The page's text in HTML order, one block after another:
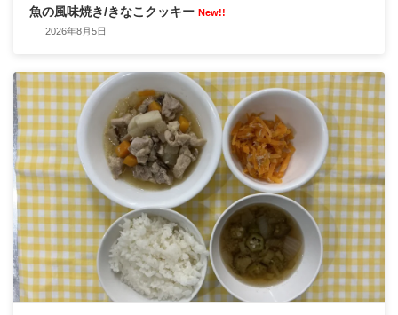
魚の風味焼き/きなこクッキー New!!
2026年8月5日